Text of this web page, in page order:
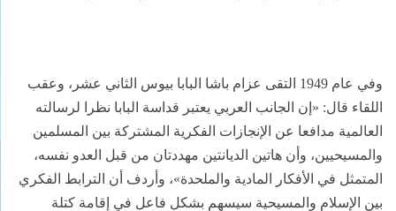
وفي عام 1949 التقى عزام باشا البابا بيوس الثاني عشر، وعقب
اللقاء قال: «إن الجانب العربي يعتبر قداسة البابا نظرا لرسالته
العالمية مدافعا عن الإنجازات الفكرية المشتركة بين المسلمين
والمسيحيين، وأن هاتين الديانتين مهددتان من قبل العدو نفسه،
المتمثل في الأفكار المادية والملحدة»، وأردف أن الترابط الفكري
بين الإسلام والمسيحية سيسهم بشكل فاعل في إقامة كتلة